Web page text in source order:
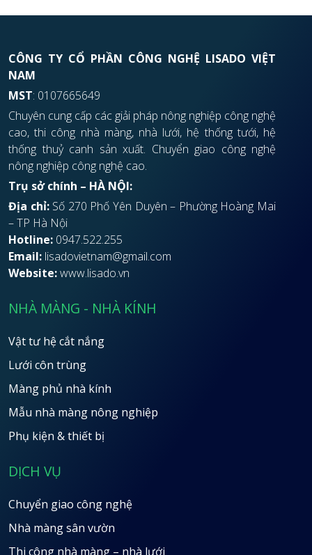
CÔNG TY CỔ PHẦN CÔNG NGHỆ LISADO VIỆT
NAM
MST: 0107665649
Chuyên cung cấp các giải pháp nông nghiệp công nghệ
cao, thi công nhà màng, nhà lưới, hệ thống tưới, hệ
thống thuỷ canh sản xuất. Chuyển giao công nghệ
nông nghiệp công nghệ cao.
Trụ sở chính – HÀ NỘI:
Địa chỉ:Số 270 Phố Yên Duyên – Phường Hoàng Mai
– TP Hà Nội
Hotline: 0947.522.255
Email: lisadovietnam@gmail.com
Website:www.lisado.vn
NHÀ MÀNG - NHÀ KÍNH
Vật tư hệ cắt nắng
Lưới côn trùng
Màng phủ nhà kính
Mẫu nhà màng nông nghiệp
Phụ kiện & thiết bị
DỊCH VỤ
Chuyển giao công nghệ
Nhà màng sân vườn
Thi công nhà màng – nhà lưới